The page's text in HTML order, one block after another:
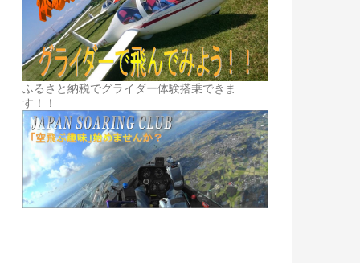
ふるさと納税でグライダー体験搭乗できま
す！！